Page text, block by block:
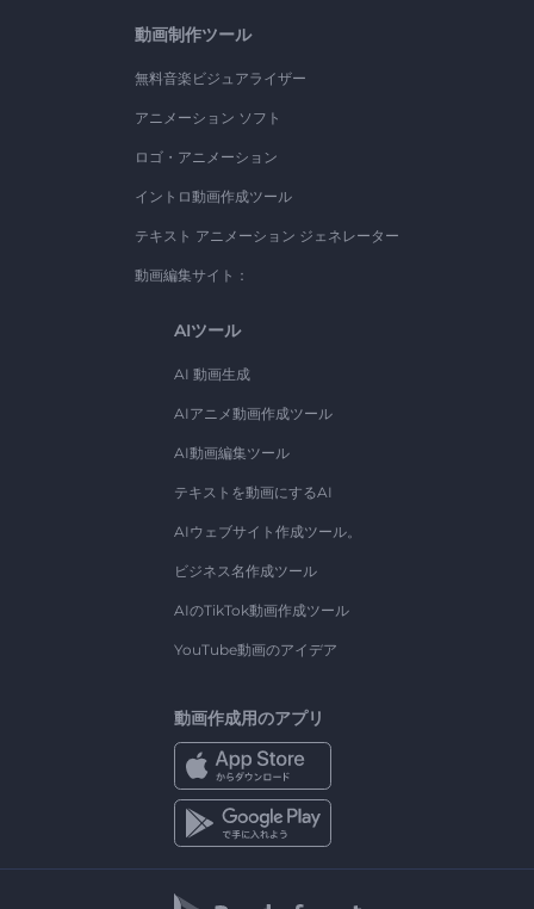
動画制作ツール
無料音楽ビジュアライザー
アニメーション ソフト
ロゴ・アニメーション
イントロ動画作成ツール
テキスト アニメーション ジェネレーター
動画編集サイト：
AIツール
AI 動画生成
AIアニメ動画作成ツール
AI動画編集ツール
テキストを動画にするAI
AIウェブサイト作成ツール。
ビジネス名作成ツール
AIのTikTok動画作成ツール
YouTube動画のアイデア
動画作成用のアプリ